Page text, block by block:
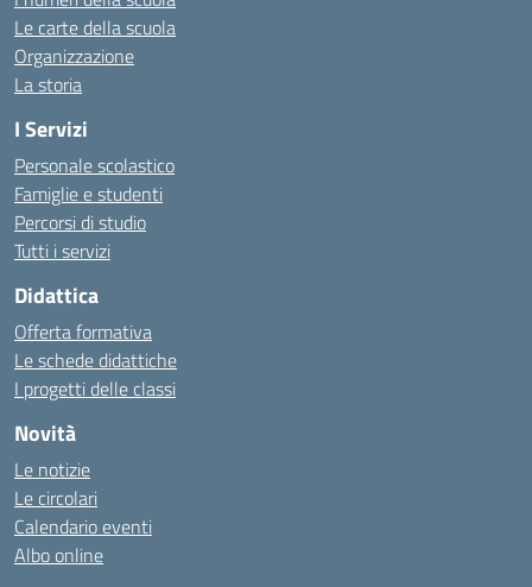
Le carte della scuola
Organizzazione
La storia
I Servizi
Personale scolastico
Famiglie e studenti
Percorsi di studio
Tutti i servizi
Didattica
Offerta formativa
Le schede didattiche
I progetti delle classi
Novità
Le notizie
Le circolari
Calendario eventi
Albo online